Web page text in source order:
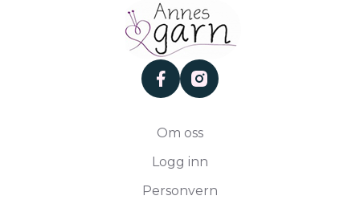
facebookinstagram
Om oss
Logg inn
Personvern